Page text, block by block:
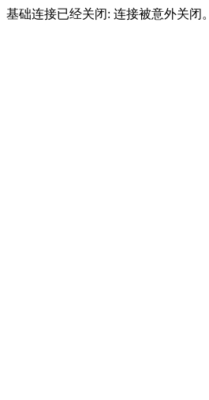
基础连接已经关闭: 连接被意外关闭。